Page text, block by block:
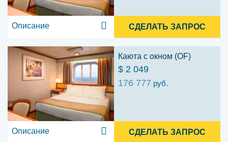
Описание СДЕЛАТЬ ЗАПРОС
Каюта с окном (OF)
$ 2 049
176 777 руб.
Описание СДЕЛАТЬ ЗАПРОС